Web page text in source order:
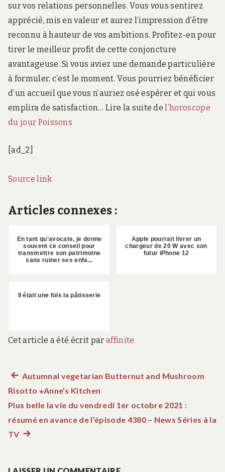
sur vos relations personnelles. Vous vous sentirez
apprécié, mis en valeur et aurez l’impression d’être
reconnu à hauteur de vos ambitions. Profitez-en pour
tirer le meilleur profit de cette conjoncture
avantageuse. Si vous aviez une demande particulière
à formuler, c’est le moment. Vous pourriez bénéficier
d’un accueil que vous n’auriez osé espérer et qui vous
emplira de satisfaction… Lire la suite del’horoscope
du jour Poissons
[ad_2]
Source link
Articles connexes :
En tant qu'avocate, je donne
souvent ce conseil pour
transmettre son patrimoine
sans ruiner ses enfa...
Apple pourrait livrer un
chargeur de 20 W avec son
futur iPhone 12
Il était une fois la pâtisserie
Cet article a été écrit par affinite
Navigation
de
l’article
Article
précédent :
Autumnal vegetarian Butternut and Mushroom
Risotto ⋆Anne’s Kitchen
Plus belle la vie du vendredi 1er octobre 2021 :
résumé en avance de l’épisode 4380 – News Séries à la
TVArticle